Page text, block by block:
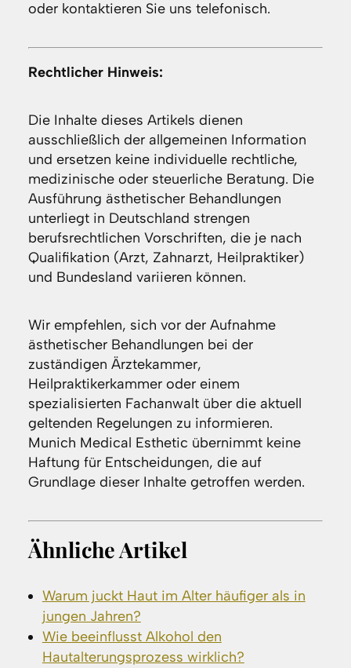
oder kontaktieren Sie uns telefonisch.
Rechtlicher Hinweis:
Die Inhalte dieses Artikels dienen
ausschließlich der allgemeinen Information
und ersetzen keine individuelle rechtliche,
medizinische oder steuerliche Beratung. Die
Ausführung ästhetischer Behandlungen
unterliegt in Deutschland strengen
berufsrechtlichen Vorschriften, die je nach
Qualifikation (Arzt, Zahnarzt, Heilpraktiker)
und Bundesland variieren können.
Wir empfehlen, sich vor der Aufnahme
ästhetischer Behandlungen bei der
zuständigen Ärztekammer,
Heilpraktikerkammer oder einem
spezialisierten Fachanwalt über die aktuell
geltenden Regelungen zu informieren.
Munich Medical Esthetic übernimmt keine
Haftung für Entscheidungen, die auf
Grundlage dieser Inhalte getroffen werden.
Ähnliche Artikel
Warum juckt Haut im Alter häufiger als in
jungen Jahren?
Wie beeinflusst Alkohol den
Hautalterungsprozess wirklich?